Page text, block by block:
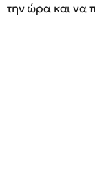
την ώρα και να